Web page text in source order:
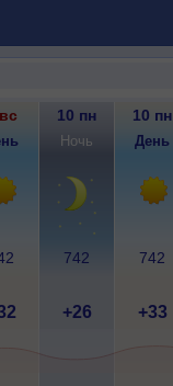
10 пн 10 пн
Ночь День
742 742
+26 +33